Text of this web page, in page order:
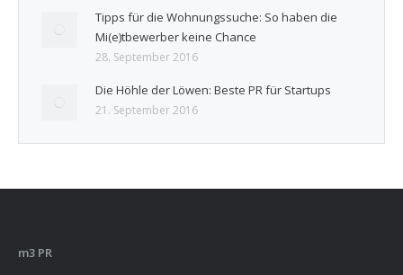
Tipps für die Wohnungssuche: So haben die
Mi(e)tbewerber keine Chance
28. September 2016
Die Höhle der Löwen: Beste PR für Startups
21. September 2016
m3 PR